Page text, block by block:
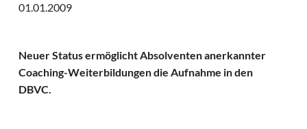
01.01.2009
Neuer Status ermöglicht Absolventen anerkannter
Coaching-Weiterbildungen die Aufnahme in den
DBVC.